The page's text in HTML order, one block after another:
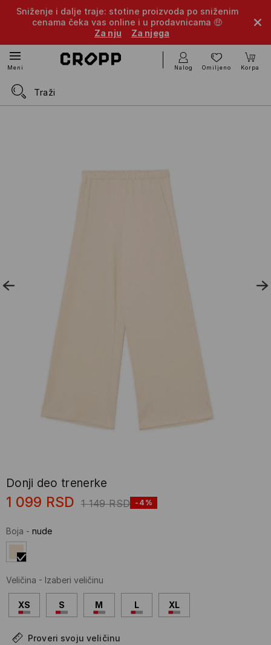
Sniženje i dalje traje: stotine proizvoda po sniženim
cenama čeka vas online i u prodavnicama 🤑
Za nju
Za njega
Meni Nalog Omiljeno Korpa
Donji deo trenerke
1 099 RSD 1 149 RSD -4%
Boja - nude
Veličina - Izaberi veličinu
XS S M L XL
Proveri svoju veličinu